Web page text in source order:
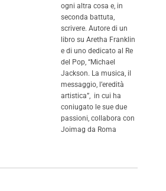
ogni altra cosa e, in
seconda battuta,
scrivere. Autore di un
libro su Aretha Franklin
e di uno dedicato al Re
del Pop, “Michael
Jackson. La musica, il
messaggio, l’eredità
artistica”, in cui ha
coniugato le sue due
passioni, collabora con
Joimag da Roma